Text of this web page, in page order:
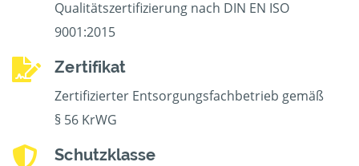
Qualitätszertifizierung nach DIN EN ISO
9001:2015
Zertifikat
Zertifizierter Entsorgungsfachbetrieb gemäß
§ 56 KrWG
Schutzklasse